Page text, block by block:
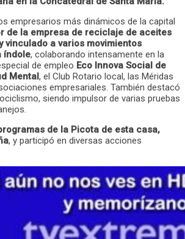
empresarios más dinámicos de la capital
de la empresa de reciclaje de aceites
vinculado a varios movimientos
índole, colaborando intensamente en la
de empleo Eco Innova Social de
Mental, el Club Rotario local, las Méridas
empresariales. También destacó
siendo impulsor de varias pruebas
de la Picota de esta casa,
, y participó en diversas acciones